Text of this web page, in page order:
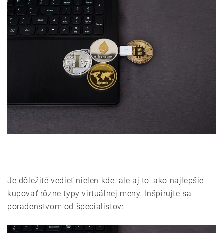
Je dôležité vedieť nielen kde, ale aj to, ako najlepšie
kupovať rôzne typy virtuálnej meny. Inšpirujte sa
poradenstvom od špecialistov: